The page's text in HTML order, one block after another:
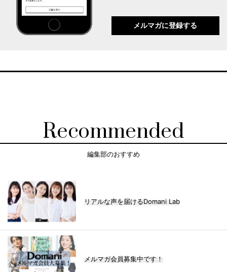
メルマガに登録する
Recommended
編集部のおすすめ
リアルな声を届けるDomani Lab
メルマガ会員募集中です！